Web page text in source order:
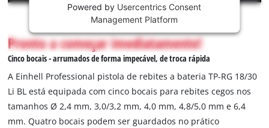
is
permitted
to
load
to
trackers
that
are
Powered by Usercentrics Consent
Management Platform
Pronto a começar imediatamente!
Cinco bocais - arrumados de forma impecável, de troca rápida
A Einhell Professional pistola de rebites a bateria TP-RG 18/30
Li BL está equipada com cinco bocais para rebites cegos nos
tamanhos Ø 2,4 mm, 3,0/3,2 mm, 4,0 mm, 4,8/5,0 mm e 6,4
mm. Quatro bocais podem ser guardados no prático